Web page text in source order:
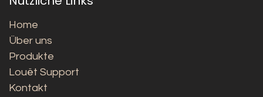
Home
Über uns
Produkte
Louët Support
Kontakt